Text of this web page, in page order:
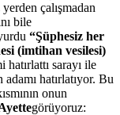
çalışmadan
bile
“Şüphesiz her
(imtihan vesilesi)
sarayı ile
hatırlatıyor. Bu
onun
görüyoruz: